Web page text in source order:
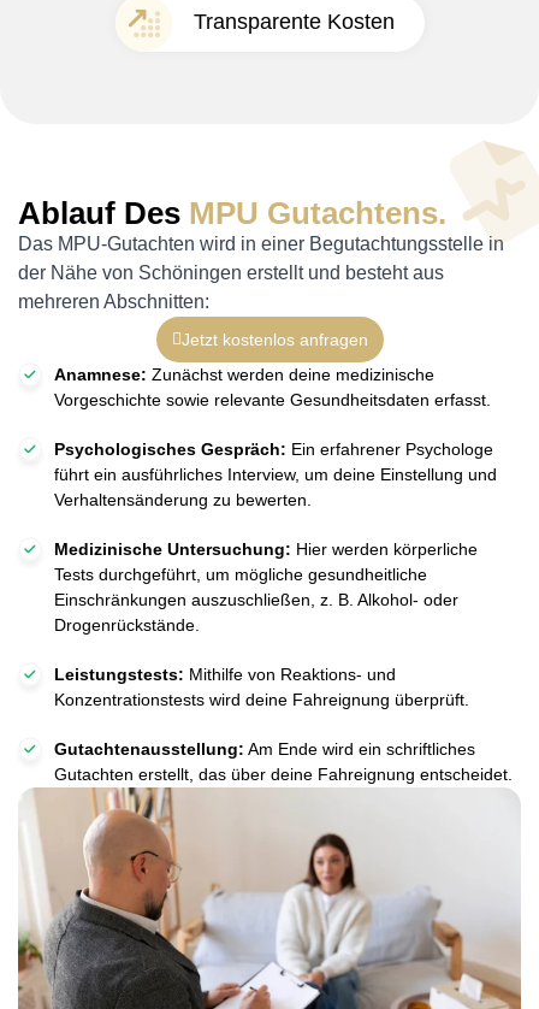
Transparente Kosten
Ablauf Des MPU Gutachtens.
Das MPU-Gutachten wird in einer Begutachtungsstelle in
der Nähe von Schöningen erstellt und besteht aus
mehreren Abschnitten:
Jetzt kostenlos anfragen
Anamnese: Zunächst werden deine medizinische
Vorgeschichte sowie relevante Gesundheitsdaten erfasst.
Psychologisches Gespräch: Ein erfahrener Psychologe
führt ein ausführliches Interview, um deine Einstellung und
Verhaltensänderung zu bewerten.
Medizinische Untersuchung: Hier werden körperliche
Tests durchgeführt, um mögliche gesundheitliche
Einschränkungen auszuschließen, z. B. Alkohol- oder
Drogenrückstände.
Leistungstests: Mithilfe von Reaktions- und
Konzentrationstests wird deine Fahreignung überprüft.
Gutachtenausstellung: Am Ende wird ein schriftliches
Gutachten erstellt, das über deine Fahreignung entscheidet.